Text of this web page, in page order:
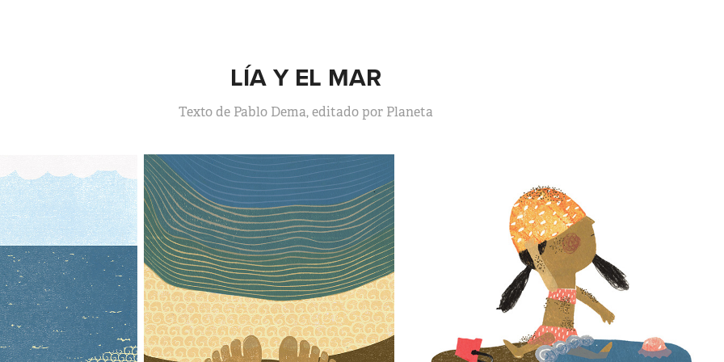
LÍA Y EL MAR
Texto de Pablo Dema, editado por Planeta